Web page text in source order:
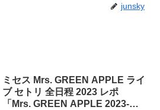
junsky
ミセス Mrs. GREEN APPLE ライ
ブ セトリ 全日程 2023 レポ
「Mrs. GREEN APPLE 2023-